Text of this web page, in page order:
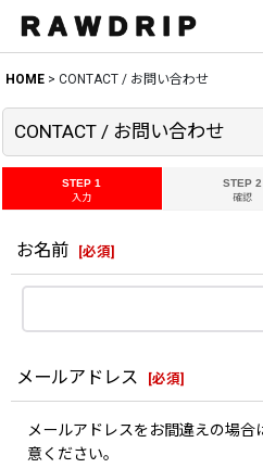
HOME > CONTACT / お問い合わせ
CONTACT / お問い合わせ
STEP 1
入力
STEP 2
確認
お名前 [必須]
メールアドレス [必須]
メールアドレスをお間違えの場
意ください。